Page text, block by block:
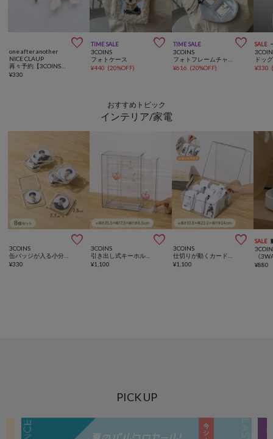

one after another
NICE CLAUP
¥330
TIME SALE 
3COINS
フォトケース
¥440 (20%OFF)
TIME SALE 
3COINS
¥616 (20%OFF)
SALE
ドッ
¥330
おすすめトピック
インテリア/家電

3COINS
¥330

3COINS
¥1,100

3COINS
¥1,100
SALE
¥880
PICK UP